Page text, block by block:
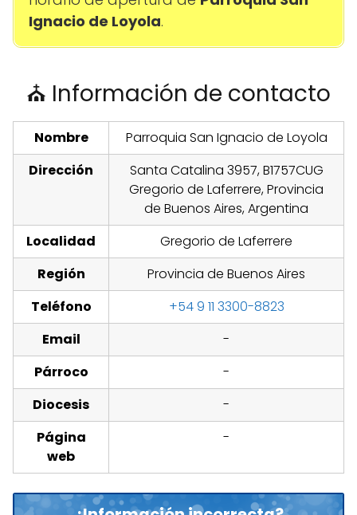
Ignacio de Loyola.
⛪ Información de contacto
Nombre
Parroquia San Ignacio de Loyola
Dirección
Santa Catalina 3957, B1757CUG
Gregorio de Laferrere, Provincia
de Buenos Aires, Argentina
Localidad
Gregorio de Laferrere
Región
Provincia de Buenos Aires
Teléfono
+54 9 11 3300-8823
Email
-
Párroco
-
Diocesis
-
Página
web
-